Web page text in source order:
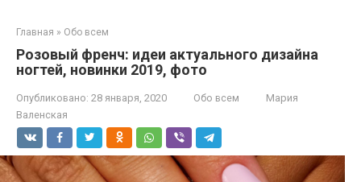
Главная » Обо всем
Розовый френч: идеи актуального дизайна
ногтей, новинки 2019, фото
Опубликовано: 28 января, 2020 Обо всем
Мария
Валенская